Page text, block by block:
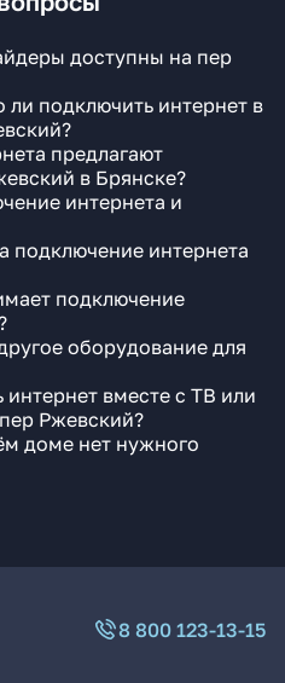
доступны на пер
подключить интернет в
предлагают
в Брянске?
интернета и
подключение интернета
подключение
оборудование для
вместе с ТВ или
Ржевский?
доме нет нужного
8 800 123-13-15